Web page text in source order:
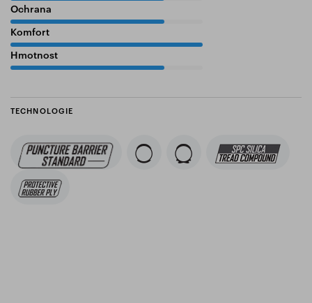
Ochrana
Komfort
Hmotnost
TECHNOLOGIE